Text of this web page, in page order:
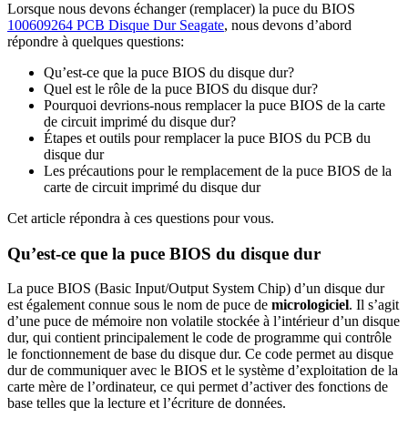
Lorsque nous devons échanger (remplacer) la puce du BIOS
100609264 PCB Disque Dur Seagate, nous devons d’abord
répondre à quelques questions:
Qu’est-ce que la puce BIOS du disque dur?
Quel est le rôle de la puce BIOS du disque dur?
Pourquoi devrions-nous remplacer la puce BIOS de la carte
de circuit imprimé du disque dur?
Étapes et outils pour remplacer la puce BIOS du PCB du
disque dur
Les précautions pour le remplacement de la puce BIOS de la
carte de circuit imprimé du disque dur
Cet article répondra à ces questions pour vous.
Qu’est-ce que la puce BIOS du disque dur
La puce BIOS (Basic Input/Output System Chip) d’un disque dur
est également connue sous le nom de puce de micrologiciel. Il s’agit
d’une puce de mémoire non volatile stockée à l’intérieur d’un disque
dur, qui contient principalement le code de programme qui contrôle
le fonctionnement de base du disque dur. Ce code permet au disque
dur de communiquer avec le BIOS et le système d’exploitation de la
carte mère de l’ordinateur, ce qui permet d’activer des fonctions de
base telles que la lecture et l’écriture de données.